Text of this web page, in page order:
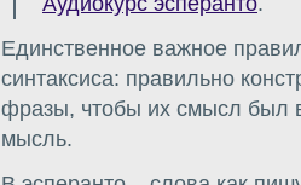
Единственное важное
синтаксиса: правильно
фразы, чтобы их смысл был
мысль.